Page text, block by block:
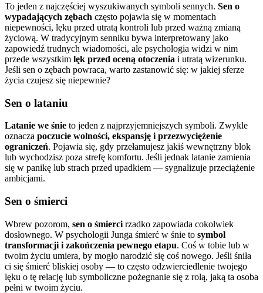
To jeden z najczęściej wyszukiwanych symboli sennych. Sen o
wypadających zębach często pojawia się w momentach
niepewności, lęku przed utratą kontroli lub przed ważną zmianą
życiową. W tradycyjnym senniku bywa interpretowany jako
zapowiedź trudnych wiadomości, ale psychologia widzi w nim
przede wszystkim lęk przed oceną otoczenia i utratą wizerunku.
Jeśli sen o zębach powraca, warto zastanowić się: w jakiej sferze
życia czujesz się niepewnie?
Sen o lataniu
Latanie we śnie to jeden z najprzyjemniejszych symboli. Zwykle
oznacza poczucie wolności, ekspansję i przezwyciężenie
ograniczeń. Pojawia się, gdy przełamujesz jakiś wewnętrzny blok
lub wychodzisz poza strefę komfortu. Jeśli jednak latanie zamienia
się w panikę lub strach przed upadkiem — sygnalizuje przeciążenie
ambicjami.
Sen o śmierci
Wbrew pozorom, sen o śmierci rzadko zapowiada cokolwiek
dosłownego. W psychologii Junga śmierć w śnie to symbol
transformacji i zakończenia pewnego etapu. Coś w tobie lub w
twoim życiu umiera, by mogło narodzić się coś nowego. Jeśli śniła
ci się śmierć bliskiej osoby — to często odzwierciedlenie twojego
lęku o tę relację lub symboliczne pożegnanie się z rolą, jaką ta osoba
pełni w twoim życiu.